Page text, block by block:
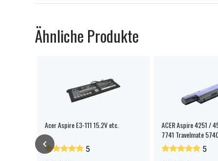
Ähnliche Produkte
Acer Aspire E3-111 15.2V etc.
5
ACER Aspire 4251 /
7741 Travelmate
5